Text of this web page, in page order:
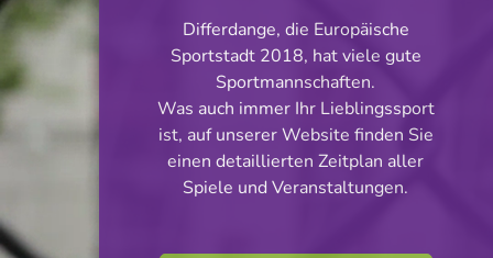
19.04.2026
16:00
Stade Municipal
Teilen
BGL Ligue
Differdange, die Europäische
Sportstadt 2018, hat viele gute
Sportmannschaften.
Was auch immer Ihr Lieblingssport
ist, auf unserer Website finden Sie
einen detaillierten Zeitplan aller
Spiele und Veranstaltungen.